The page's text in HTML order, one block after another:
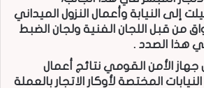
إلى النيابة وأعمال النزول الميداني
من قبل اللجان الفنية ولجان الضبط
هذا الصدد .
الأمن القومي نتائج أعمال
المختصة لأوكار الاتجار بالعملة